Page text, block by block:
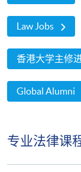
Law Jobs
香港大学主修
Global Alumni
专业法律课